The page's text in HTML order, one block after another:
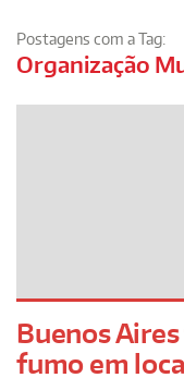
Postagens com a Tag:
Organização
Buenos
fumo em